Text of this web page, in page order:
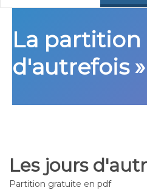
La partition
d'autrefois »
Les jours
Partition gratuite en pdf